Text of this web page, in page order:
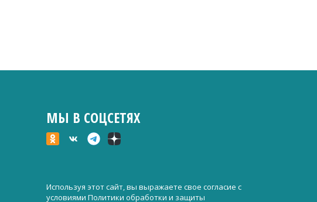
МЫ В СОЦСЕТЯХ
Используя этот сайт, вы выражаете свое согласие с
условиями Политики обработки и защиты